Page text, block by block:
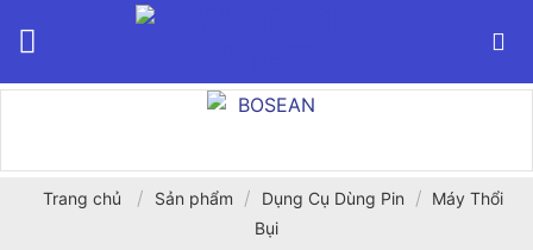
Trang chủ / Sản phẩm / Dụng Cụ Dùng Pin / Máy Thổi
Bụi